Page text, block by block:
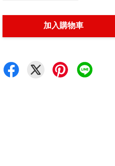
加入購物車